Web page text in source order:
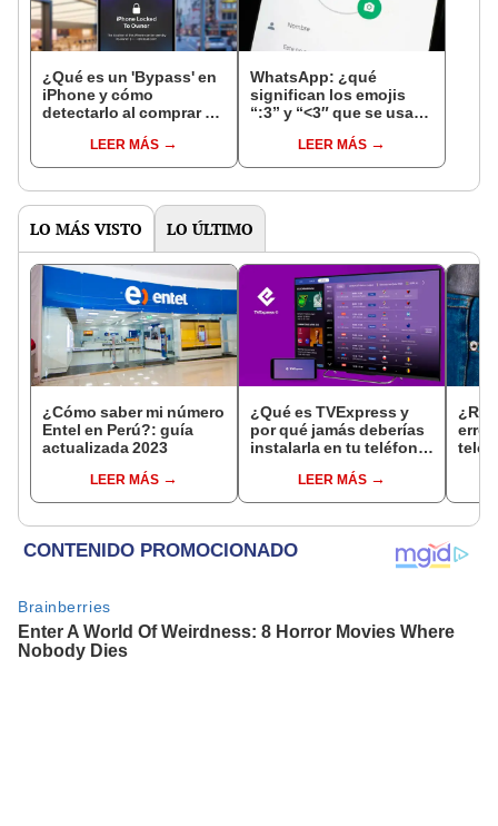
¿Qué es un 'Bypass' en
iPhone y cómo
detectarlo al comprar un
LEER MÁS
WhatsApp: ¿qué
significan los emojis
“:3” y “<3″ que se usan
LEER MÁS
LO MÁS VISTO LO ÚLTIMO
¿Cómo saber mi número
Entel en Perú?: guía
actualizada 2023
LEER MÁS
¿Qué es TVExpress y
por qué jamás deberías
instalarla en tu teléfono
LEER MÁS
error